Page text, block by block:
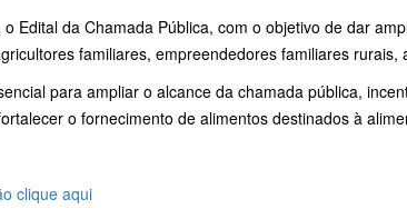
Edital da Chamada Pública, com o objetivo de dar
familiares, empreendedores familiares
para ampliar o alcance da chamada pública,
o fornecimento de alimentos destinados à
clique aqui